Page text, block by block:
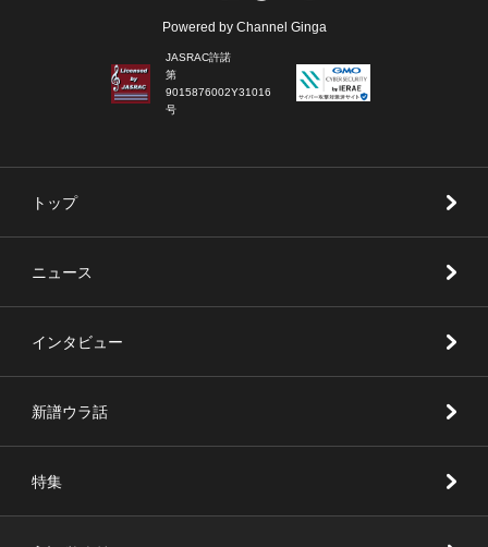
Powered by Channel Ginga
JASRAC許諾
第
9015876002Y31016
号
トップ
ニュース
インタビュー
新譜ウラ話
特集